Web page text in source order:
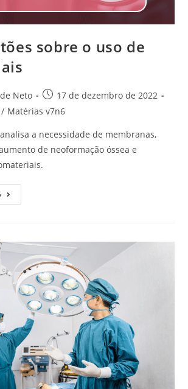
sobre o uso de
Neto
17 de dezembro de 2022
/ Matérias v7n6
a necessidade de membranas,
de neoformação óssea e